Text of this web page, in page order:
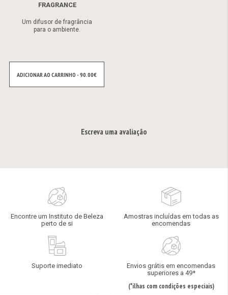
FRAGRANCE
Um difusor de fragrância
para o ambiente.
ADICIONAR AO CARRINHO - 90.00€
Escreva uma avaliação
Encontre um Instituto de Beleza
perto de si
Amostras incluídas em todas as
encomendas
Suporte imediato
Envios grátis em encomendas
superiores a 49*
(*ilhas com condições especiais)